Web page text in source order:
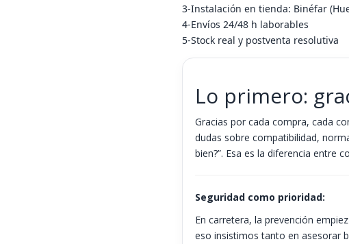
3-Instalación en tienda: Binéfar
4-Envíos 24/48 h laborables
5-Stock real y postventa resolutiva
Lo primero:
Gracias por cada compra, cada
dudas sobre compatibilidad,
bien?”. Esa es la diferencia entre
Seguridad como prioridad:
En carretera, la prevención
eso insistimos tanto en asesorar